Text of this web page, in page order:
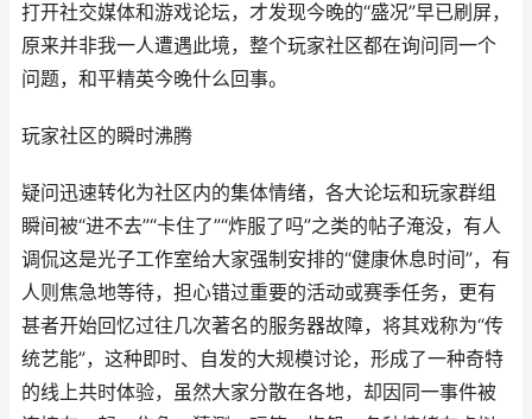
打开社交媒体和游戏论坛，才发现今晚的“盛况”早已刷屏，
原来并非我一人遭遇此境，整个玩家社区都在询问同一个
问题，和平精英今晚什么回事。
玩家社区的瞬时沸腾
疑问迅速转化为社区内的集体情绪，各大论坛和玩家群组
瞬间被“进不去”“卡住了”“炸服了吗”之类的帖子淹没，有人
调侃这是光子工作室给大家强制安排的“健康休息时间”，有
人则焦急地等待，担心错过重要的活动或赛季任务，更有
甚者开始回忆过往几次著名的服务器故障，将其戏称为“传
统艺能”，这种即时、自发的大规模讨论，形成了一种奇特
的线上共时体验，虽然大家分散在各地，却因同一事件被